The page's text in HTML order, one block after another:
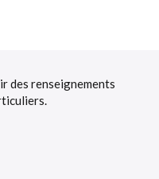
des renseignements